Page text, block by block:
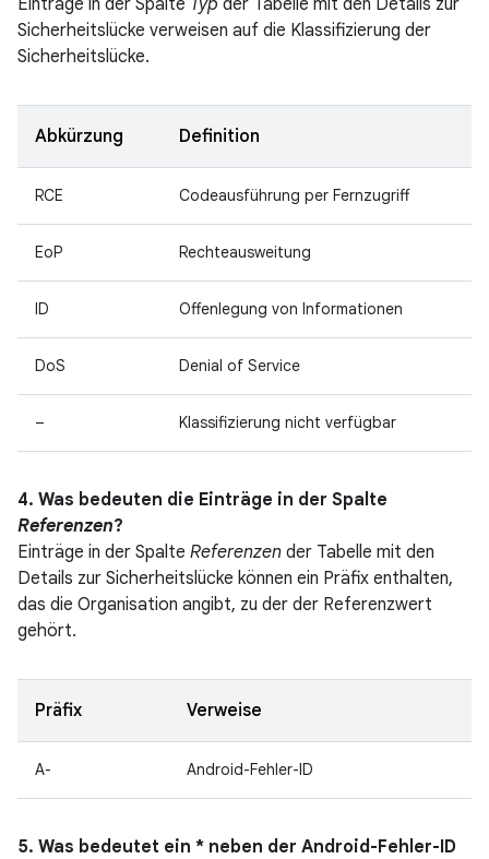
Einträge in der Spalte Typ der Tabelle mit den Details zur
Sicherheitslücke verweisen auf die Klassifizierung der
Sicherheitslücke.
Abkürzung Definition
RCE Codeausführung per Fernzugriff
EoP Rechteausweitung
ID Offenlegung von Informationen
DoS Denial of Service
– Klassifizierung nicht verfügbar
4. Was bedeuten die Einträge in der Spalte
Referenzen?
Einträge in der Spalte Referenzen der Tabelle mit den
Details zur Sicherheitslücke können ein Präfix enthalten,
das die Organisation angibt, zu der der Referenzwert
gehört.
Präfix Verweise
A- Android-Fehler-ID
5. Was bedeutet ein * neben der Android-Fehler-ID